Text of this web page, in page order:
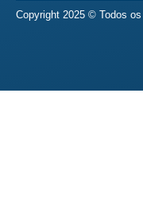
Copyright 2025 © Todos